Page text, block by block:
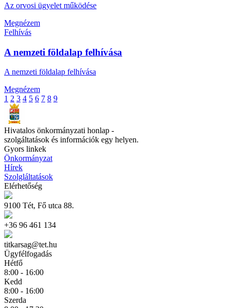
Az orvosi ügyelet működése
Megnézem
Felhívás
A nemzeti földalap felhívása
A nemzeti földalap felhívása
Megnézem
1 2 3 4 5 6 7 8 9
Hivatalos önkormányzati honlap -
szolgáltatások és információk egy helyen.
Gyors linkek
Önkormányzat
Hírek
Szolgláltatások
Elérhetőség
9100 Tét, Fő utca 88.
+36 96 461 134
titkarsag@tet.hu
Ügyfélfogadás
Hétfő
8:00 - 16:00
Kedd
8:00 - 16:00
Szerda